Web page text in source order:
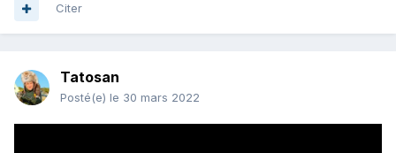
Citer
Tatosan
Posté(e) le 30 mars 2022